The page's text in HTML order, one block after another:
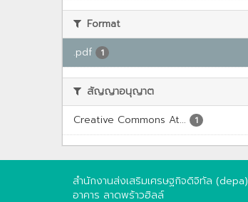
Format
.pdf
1
สัญญาอนุญาต
Creative Commons At...
1
สำนักงานส่งเสริมเศรษฐกิจดิจิทัล (depa)
อาคาร ลาดพร้าวฮิลล์